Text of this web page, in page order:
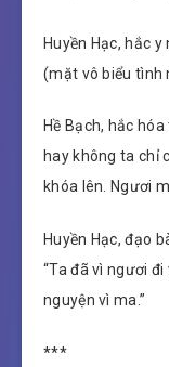
Huyền Hạc, hắc
(mặt vô biểu tình
Hề Bạch, hắc
hay không ta chỉ
khóa lên. Ngươi
Huyền Hạc, đạo
“Ta đã vì ngươi
nguyện vì ma.”
***